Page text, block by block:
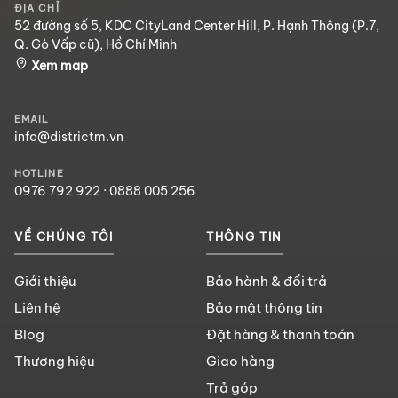
ĐỊA CHỈ
52 đường số 5, KDC CityLand Center Hill, P. Hạnh Thông (P.7,
Q. Gò Vấp cũ), Hồ Chí Minh
Xem map
EMAIL
info@districtm.vn
HOTLINE
0976 792 922 · 0888 005 256
VỀ CHÚNG TÔI
Giới thiệu
Liên hệ
Blog
Thương hiệu
THÔNG TIN
Bảo hành & đổi trả
Bảo mật thông tin
Đặt hàng & thanh toán
Giao hàng
Trả góp